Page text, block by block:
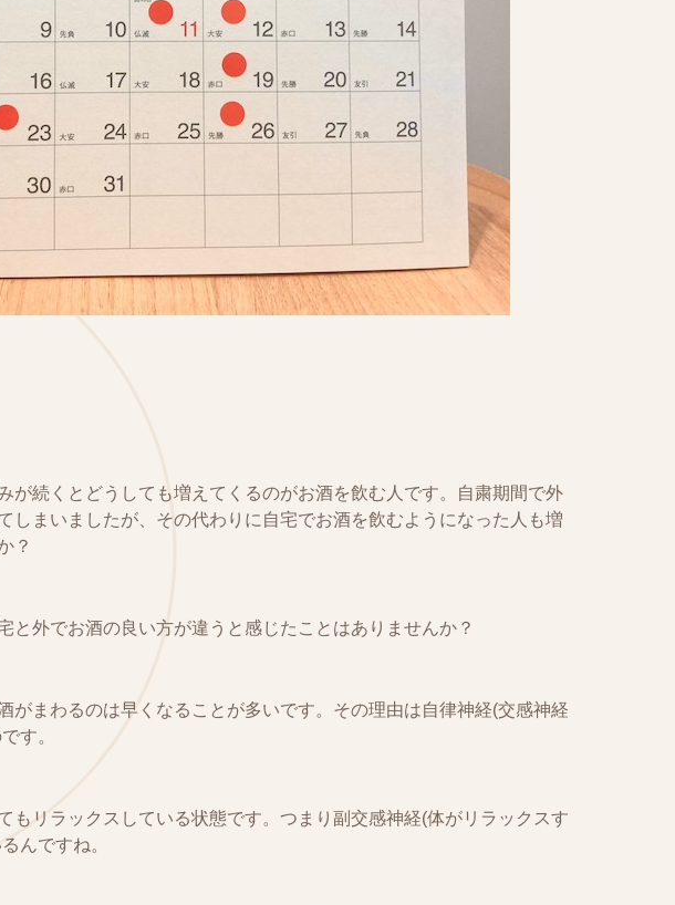
が続くとどうしても増えてくるのがお酒を飲む人です。自粛期間で外
しまいましたが、その代わりに自宅でお酒を飲むようになった人も増
？
と外でお酒の良い方が違うと感じたことはありませんか？
がまわるのは早くなることが多いです。その理由は自律神経(交感神経
す。
もリラックスしている状態です。つまり副交感神経(体がリラックスす
んですね。